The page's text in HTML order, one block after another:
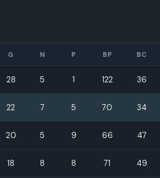
G N P BP BC
28 5 1 122 36
22 7 5 70 34
20 5 9 66 47
18 8 8 71 49